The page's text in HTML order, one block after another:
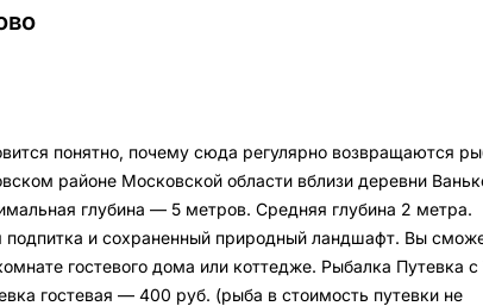
понятно, почему сюда регулярно возвращаются
районе Московской области вблизи деревни
глубина — 5 метров. Средняя глубина 2 метра.
подпитка и сохраненный природный ландшафт. Вы
гостевого дома или коттедже. Рыбалка Путевка
гостевая — 400 руб. (рыба в стоимость путевки не